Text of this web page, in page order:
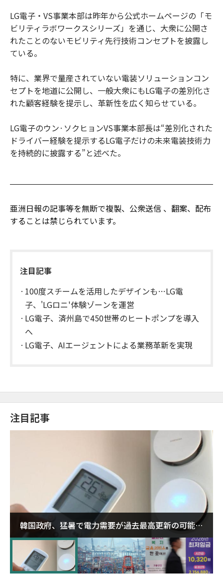
LG電子・VS事業本部は昨年から公式ホームページの「モ
ビリティラボワークスシリーズ」を通じ、大衆に公開さ
れたことのないモビリティ先行技術コンセプトを披露し
ている。
特に、業界で量産されていない電装ソリューションコン
セプトを地道に公開し、一般大衆にもLG電子の差別化さ
れた顧客経験を提示し、革新性を広く知らせている。
LG電子のウン·ソクヒョンVS事業本部長は“差別化された
ドライバー経験を提示するLG電子だけの未来電装技術力
を持続的に披露する”と述べた。
亜洲日報の記事等を無断で複製、公衆送信 、翻案、配布
することは禁じられています。
注目記事
100度スチームを活用したデザインも…LG電
子、'LGロニ'体験ゾーンを運営
LG電子、済州島で450世帯のヒートポンプを導入
へ
LG電子、AIエージェントによる業務革新を実現
注目記事
韓国政府、猛暑で電力需要が過去最高更新の可能性
に需給対応体制を点検